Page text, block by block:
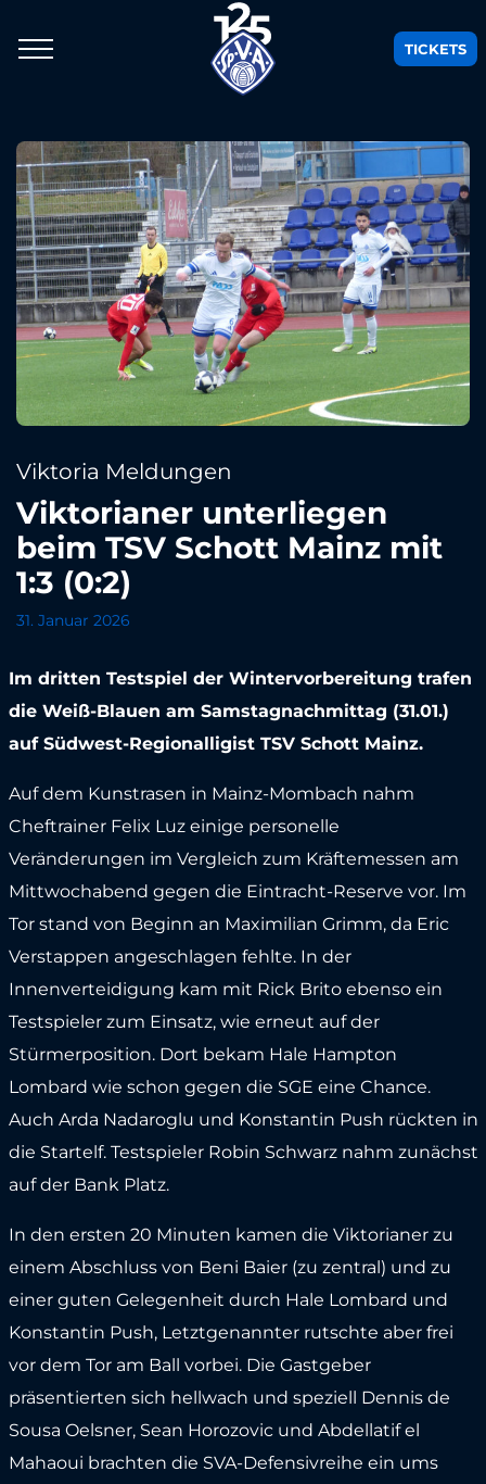
TICKETS
Viktoria Meldungen
Viktorianer unterliegen
beim TSV Schott Mainz mit
1:3 (0:2)
31. Januar 2026
Im dritten Testspiel der Wintervorbereitung trafen
die Weiß-Blauen am Samstagnachmittag (31.01.)
auf Südwest-Regionalligist TSV Schott Mainz.
Auf dem Kunstrasen in Mainz-Mombach nahm
Cheftrainer Felix Luz einige personelle
Veränderungen im Vergleich zum Kräftemessen am
Mittwochabend gegen die Eintracht-Reserve vor. Im
Tor stand von Beginn an Maximilian Grimm, da Eric
Verstappen angeschlagen fehlte. In der
Innenverteidigung kam mit Rick Brito ebenso ein
Testspieler zum Einsatz, wie erneut auf der
Stürmerposition. Dort bekam Hale Hampton
Lombard wie schon gegen die SGE eine Chance.
Auch Arda Nadaroglu und Konstantin Push rückten in
die Startelf. Testspieler Robin Schwarz nahm zunächst
auf der Bank Platz.
In den ersten 20 Minuten kamen die Viktorianer zu
einem Abschluss von Beni Baier (zu zentral) und zu
einer guten Gelegenheit durch Hale Lombard und
Konstantin Push, Letztgenannter rutschte aber frei
vor dem Tor am Ball vorbei. Die Gastgeber
präsentierten sich hellwach und speziell Dennis de
Sousa Oelsner, Sean Horozovic und Abdellatif el
Mahaoui brachten die SVA-Defensivreihe ein ums